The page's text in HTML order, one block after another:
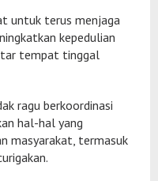
untuk terus menjaga
kepedulian
tempat tinggal
ragu berkoordinasi
hal-hal yang
masyarakat, termasuk